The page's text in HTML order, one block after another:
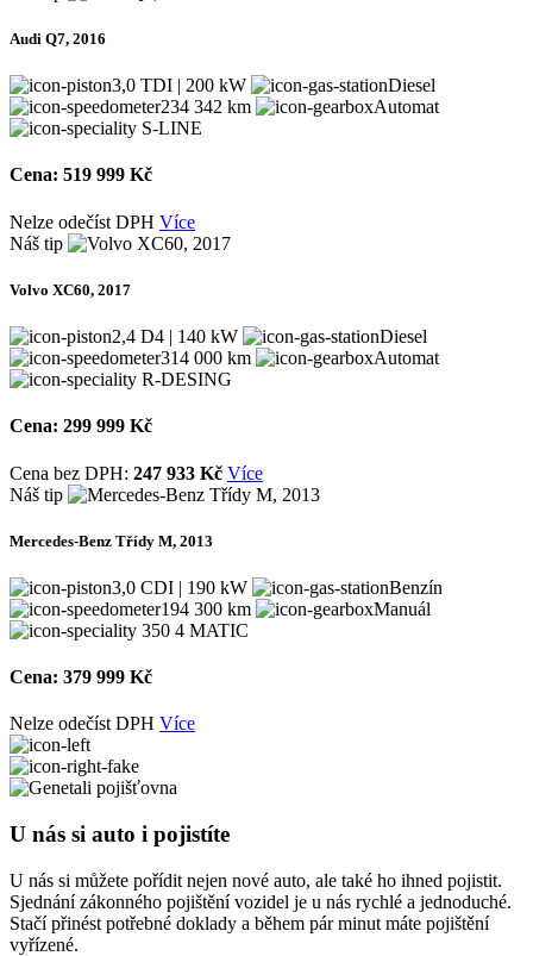
Audi Q7, 2016
3,0 TDI | 200 kW
Diesel
234 342 km
Automat
S-LINE
Cena: 519 999 Kč
Nelze odečíst DPH Více
Náš tip
Volvo XC60, 2017
2,4 D4 | 140 kW
Diesel
314 000 km
Automat
R-DESING
Cena: 299 999 Kč
Cena bez DPH: 247 933 Kč Více
Náš tip
Mercedes-Benz Třídy M, 2013
3,0 CDI | 190 kW
Benzín
194 300 km
Manuál
350 4 MATIC
Cena: 379 999 Kč
Nelze odečíst DPH Více
U nás si auto i pojistíte
U nás si můžete pořídit nejen nové auto, ale také ho ihned pojistit.
Sjednání zákonného pojištění vozidel je u nás rychlé a jednoduché.
Stačí přinést potřebné doklady a během pár minut máte pojištění
vyřízené.